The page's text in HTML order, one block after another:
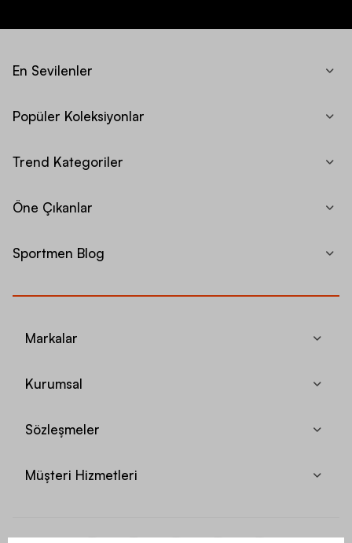
En Sevilenler
Popüler Koleksiyonlar
Trend Kategoriler
Öne Çıkanlar
Sportmen Blog
Markalar
Kurumsal
Sözleşmeler
Müşteri Hizmetleri